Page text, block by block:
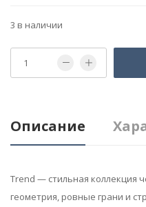
3 в наличии
Описание
Trend — стильная коллекция
геометрия, ровные грани и